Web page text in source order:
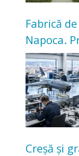
Fabrică
Napoca.
înceapă
Creșă și